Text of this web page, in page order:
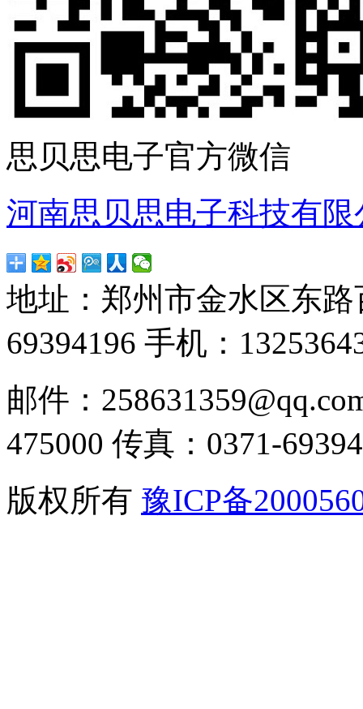
思贝思电子官方微信
河南思贝思电子科技有限
地址：郑州市金水区东
69394196 手机：
邮件：
475000 传真：0371-
版权所有 豫ICP备